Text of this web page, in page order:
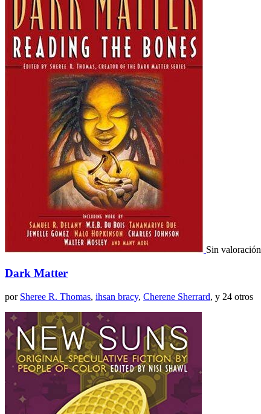
Sin valoración
Dark Matter
por Sheree R. Thomas, ihsan bracy, Cherene Sherrard, y 24 otros